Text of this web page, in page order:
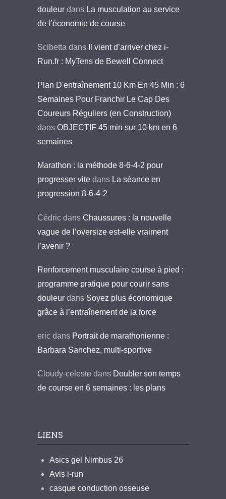
douleur dans La musculation au service
de l’économie de course
Scibetta dans
Il vient d’arriver chez i-
Run.fr : MyTens de Bewell Connect
Plan D'entraînement 10 Km En 45 Min : 6
Semaines Pour Franchir Le Cap Des
Coureurs Réguliers (en Construction)
dans OBJECTIF 45 min sur 10 km en 6
semaines
Marathon : la méthode 8-6-4-2 pour
progresser vite dans La séance en
progression 8-6-4-2
Cédric dans Chaussures : la nouvelle
vague de l’oversize est-elle vraiment
l’avenir ?
Renforcement musculaire course à pied :
programme pratique pour courir sans
douleur dans Soyez plus économique
grâce à l’entraînement de la force
eric dans Portrait de marathonienne :
Barbara Sanchez, multi-sportive
Cloudy-celeste dans Doubler son temps
de course en 6 semaines : les plans
LIENS
Asics gel Nimbus 26
Avis i-run
casque conduction osseuse